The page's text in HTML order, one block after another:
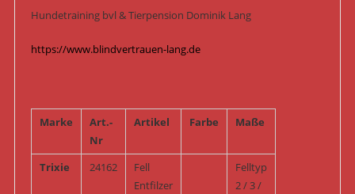
Hundetraining bvl & Tierpension Dominik Lang
https://www.blindvertrauen-lang.de
Marke
Art.-
Nr
Artikel Farbe Maße
Trixie 24162
Fell
Entfilzer
Felltyp
2 / 3 /